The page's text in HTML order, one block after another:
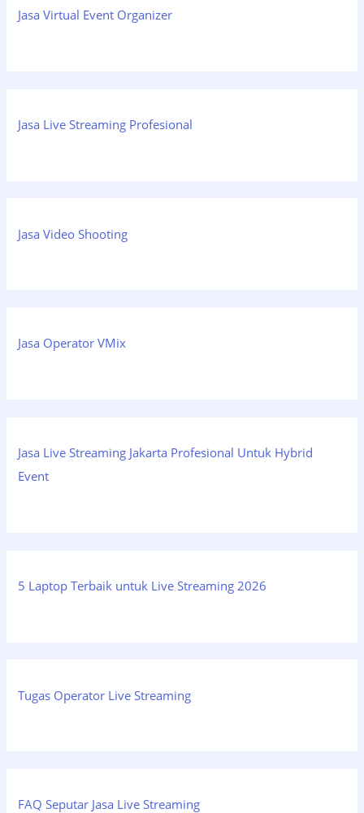
Jasa Virtual Event Organizer
Jasa Live Streaming Profesional
Jasa Video Shooting
Jasa Operator VMix
Jasa Live Streaming Jakarta Profesional Untuk Hybrid
Event
5 Laptop Terbaik untuk Live Streaming 2026
Tugas Operator Live Streaming
FAQ Seputar Jasa Live Streaming